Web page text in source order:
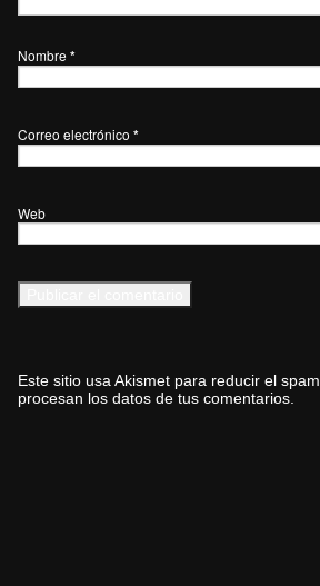
Nombre *
Correo electrónico *
Web
Este sitio usa Akismet para reducir el spam.
procesan los datos de tus comentarios.